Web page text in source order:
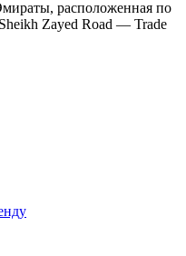
расположенная по
Zayed Road — Trade